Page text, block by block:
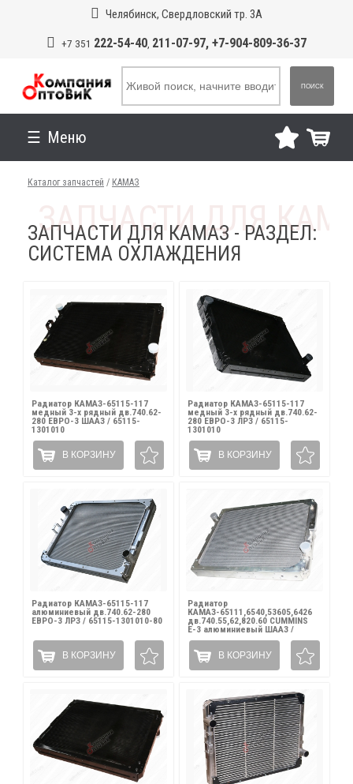
Челябинск, Свердловский тр. 3А
+7 351 222-54-40, 211-07-97, +7-904-809-36-37
ПОИСК
Меню
Каталог запчастей / КАМАЗ
ЗАПЧАСТИ ДЛЯ КАМАЗ - РАЗДЕЛ:
СИСТЕМА ОХЛАЖДЕНИЯ
Радиатор КАМАЗ-65115-117
медный 3-х рядный дв.740.62-
280 ЕВРО-3 ШААЗ / 65115-
1301010
В КОРЗИНУ
Радиатор КАМАЗ-65115-117
медный 3-х рядный дв.740.62-
280 ЕВРО-3 ЛРЗ / 65115-
1301010
В КОРЗИНУ
Радиатор КАМАЗ-65115-117
алюминиевый дв.740.62-280
ЕВРО-3 ЛРЗ / 65115-1301010-80
В КОРЗИНУ
Радиатор
КАМАЗ-65111,6540,53605,6426
дв.740.55,62,820.60 CUMMINS
Е-3 алюминиевый ШААЗ /
65115-1301010
В КОРЗИНУ